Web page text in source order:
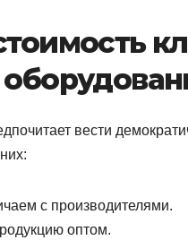
вести
с производителями.
оптом.